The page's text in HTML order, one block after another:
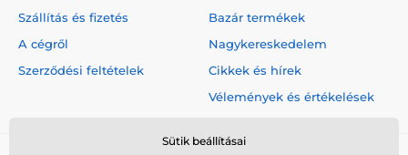
Szállítás és fizetés
A cégről
Szerződési feltételek
Bazár termékek
Nagykereskedelem
Cikkek és hírek
Vélemények és értékelések
Sütik beállításai